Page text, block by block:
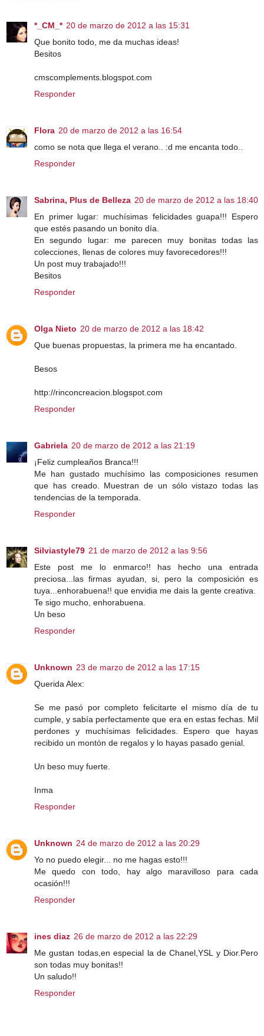
*_CM_* 20 de marzo de 2012 a las 15:31
Que bonito todo, me da muchas ideas!
Besitos
cmscomplements.blogspot.com
Responder
Flora 20 de marzo de 2012 a las 16:54
como se nota que llega el verano.. :d me encanta todo..
Responder
Sabrina, Plus de Belleza 20 de marzo de 2012 a las 18:40
En primer lugar: muchísimas felicidades guapa!!! Espero
que estés pasando un bonito día.
En segundo lugar: me parecen muy bonitas todas las
colecciones, llenas de colores muy favorecedores!!!
Un post muy trabajado!!!
Besitos
Responder
Olga Nieto 20 de marzo de 2012 a las 18:42
Que buenas propuestas, la primera me ha encantado.
Besos
http://rinconcreacion.blogspot.com
Responder
Gabriela 20 de marzo de 2012 a las 21:19
¡Feliz cumpleaños Branca!!!
Me han gustado muchísimo las composiciones resumen
que has creado. Muestran de un sólo vistazo todas las
tendencias de la temporada.
Responder
Silviastyle79 21 de marzo de 2012 a las 9:56
Este post me lo enmarco!! has hecho una entrada
preciosa...las firmas ayudan, si, pero la composición es
tuya...enhorabuena!! que envidia me dais la gente creativa.
Te sigo mucho, enhorabuena.
Un beso
Responder
Unknown 23 de marzo de 2012 a las 17:15
Querida Alex:
Se me pasó por completo felicitarte el mismo día de tu
cumple, y sabía perfectamente que era en estas fechas. Mil
perdones y muchísimas felicidades. Espero que hayas
recibido un montón de regalos y lo hayas pasado genial.
Un beso muy fuerte.
Inma
Responder
Unknown 24 de marzo de 2012 a las 20:29
Yo no puedo elegir... no me hagas esto!!!
Me quedo con todo, hay algo maravilloso para cada
ocasión!!!
Responder
ines diaz 26 de marzo de 2012 a las 22:29
Me gustan todas,en especial la de Chanel,YSL y Dior.Pero
son todas muy bonitas!!
Un saludo!!
Responder